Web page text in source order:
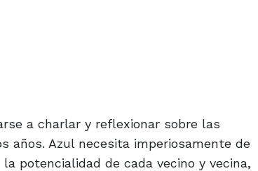
a charlar y reflexionar sobre las
años. Azul necesita imperiosamente de
potencialidad de cada vecino y vecina,